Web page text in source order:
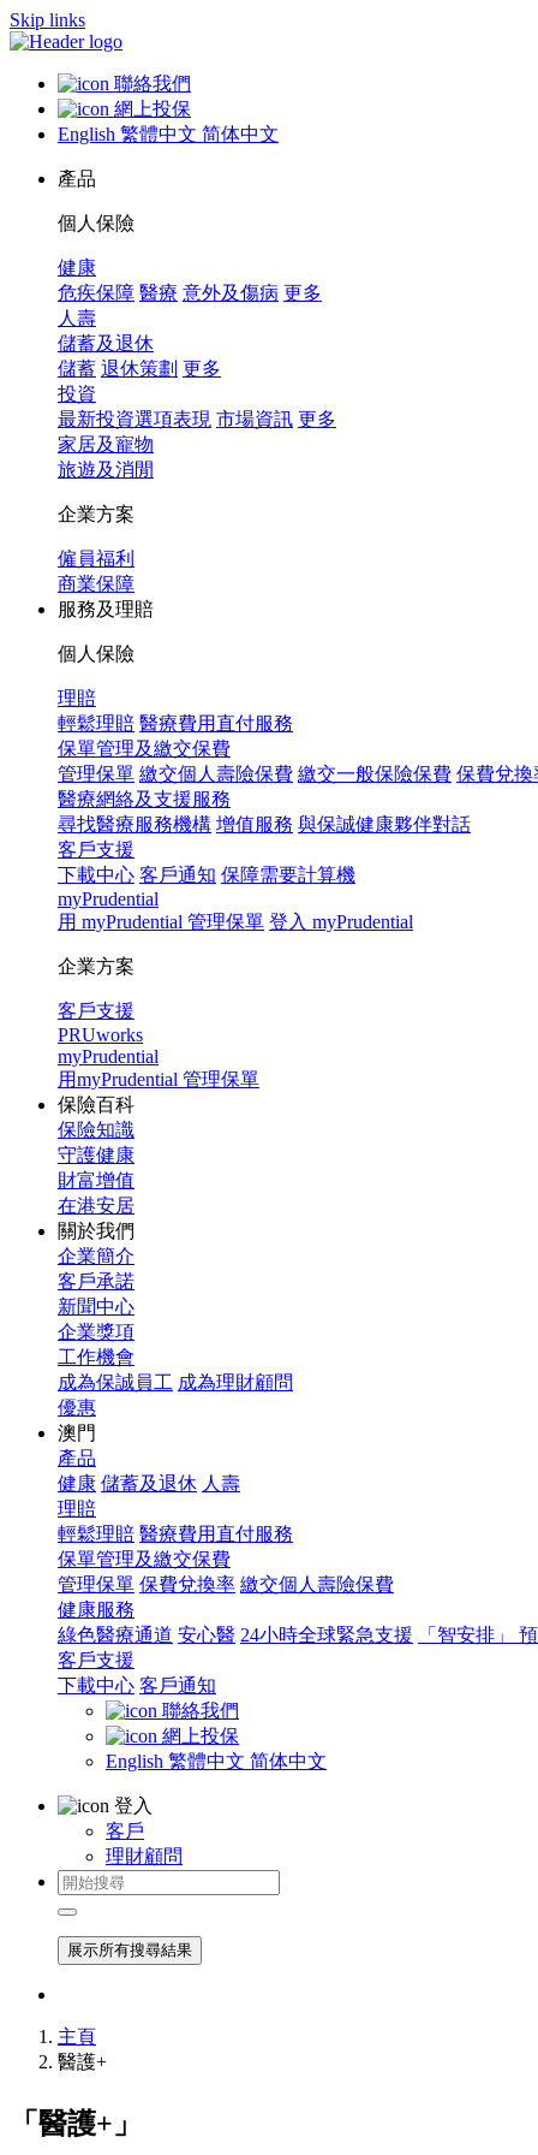
Skip links
聯絡我們
網上投保
English 繁體中文 简体中文
產品
個人保險
健康
危疾保障 醫療 意外及傷病 更多
人壽
儲蓄及退休
儲蓄 退休策劃 更多
投資
最新投資選項表現 市場資訊 更多
家居及寵物
旅遊及消閒
企業方案
僱員福利
商業保障
服務及理賠
個人保險
理賠
輕鬆理賠 醫療費用直付服務
保單管理及繳交保費
管理保單 繳交個人壽險保費 繳交一般保險保費 保費兌換
醫療網絡及支援服務
尋找醫療服務機構 增值服務 與保誠健康夥伴對話
客戶支援
下載中心 客戶通知 保障需要計算機
myPrudential
用 myPrudential 管理保單 登入 myPrudential
企業方案
客戶支援
PRUworks
myPrudential
用myPrudential 管理保單
保險百科
保險知識
守護健康
財富增值
在港安居
關於我們
企業簡介
客戶承諾
新聞中心
企業獎項
工作機會
成為保誠員工 成為理財顧問
優惠
澳門
產品
健康 儲蓄及退休 人壽
理賠
輕鬆理賠 醫療費用直付服務
保單管理及繳交保費
管理保單 保費兌換率 繳交個人壽險保費
健康服務
綠色醫療通道 安心醫 24小時全球緊急支援
「智安排」
客戶支援
下載中心 客戶通知
聯絡我們
網上投保
English 繁體中文 简体中文
登入
客戶
理財顧問
展示所有搜尋結果
主頁
醫護+
「醫護+」